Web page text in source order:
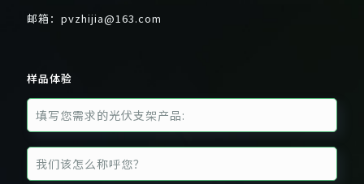
邮箱： pvzhijia@163.com
样品体验